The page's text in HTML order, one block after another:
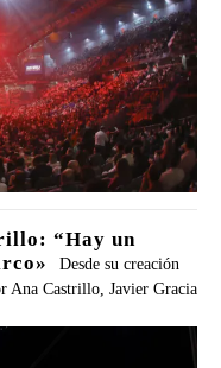
“Hay un
Desde su creación
Ana Castrillo, Javier Gracia